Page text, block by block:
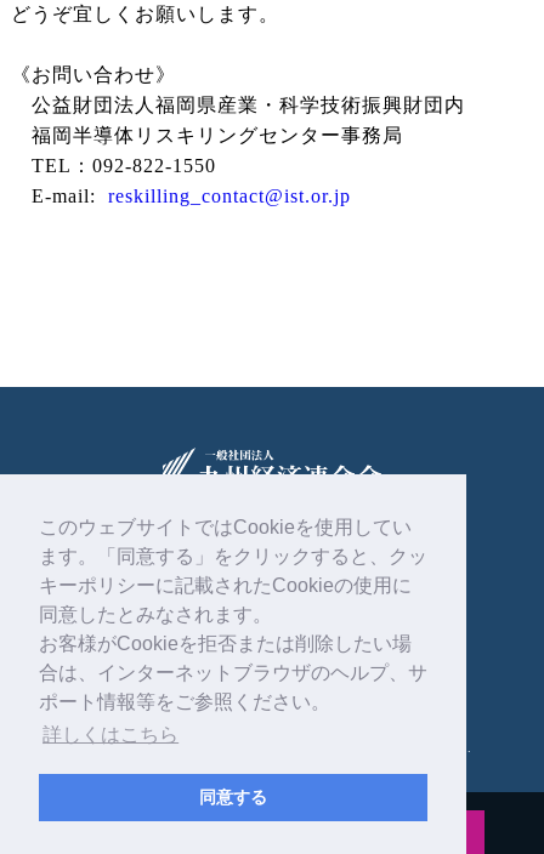
このウェブサイトではCookieを使用してい
ます。「同意する」をクリックすると、クッ
キーポリシーに記載されたCookieの使用に
同意したとみなされます。
お客様がCookieを拒否または削除したい場
合は、インターネットブラウザのヘルプ、サ
ポート情報等をご参照ください。
詳しくはこちら
同意する
どうぞ宜しくお願いします。
《お問い合わせ》
公益財団法人福岡県産業・科学技術振興財団内
福岡半導体リスキリングセンター事務局
TEL：092-822-1550
E-mail: reskilling_contact@ist.or.jp
〒810-0004
福岡市中央区渡辺通2丁目1番82号
092-761-4261
Copyright © 一般社団法人 九州経済連合会 . All rights reserved.